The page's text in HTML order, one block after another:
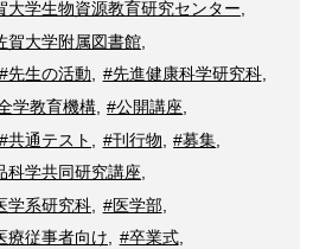
大学生物資源教育研究センター,
賀大学附属図書館,
#先生の活動, #先進健康科学研究科,
学教育機構, #公開講座
#共通テスト #刊行物 #募集
科学共同研究講座,
学系研究科, #医学部,
療従事者向け, #卒業式,